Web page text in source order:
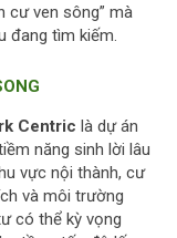
cư ven sông” mà
đang tìm kiếm.
Centric là dự án
năng sinh lời lâu
vực nội thành, cư
và môi trường
có thể kỳ vọng